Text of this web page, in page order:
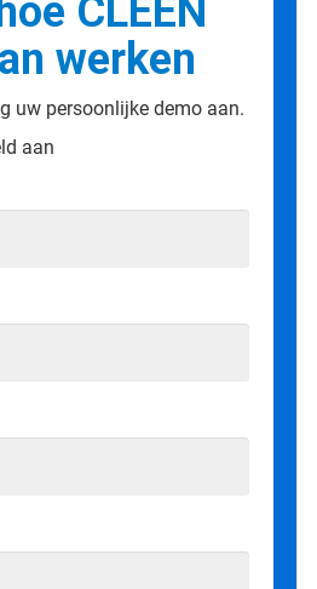
CLEEN
werken
uw persoonlijke demo aan.
aan